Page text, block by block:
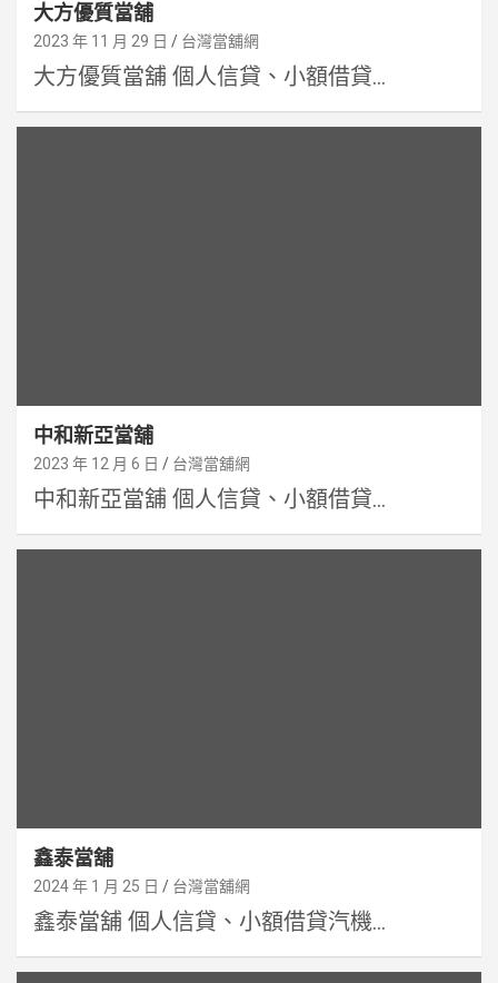
大方優質當舖
2023 年 11 月 29 日 台灣當舖網
大方優質當舖 個人信貸、小額借貸...
中和新亞當舖
2023 年 12 月 6 日 台灣當舖網
中和新亞當舖 個人信貸、小額借貸...
鑫泰當舖
2024 年 1 月 25 日 台灣當舖網
鑫泰當舖 個人信貸、小額借貸汽機...